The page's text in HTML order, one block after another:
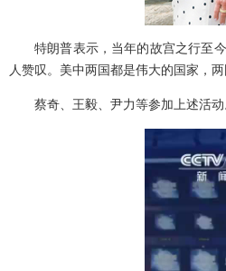
特朗普表示，当年的故宫之行至
人赞叹。美中两国都是伟大的国家，
蔡奇、王毅、尹力等参加上述活动